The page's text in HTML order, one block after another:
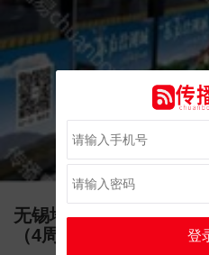
无锡地铁1、2号线A级
（4周）
登